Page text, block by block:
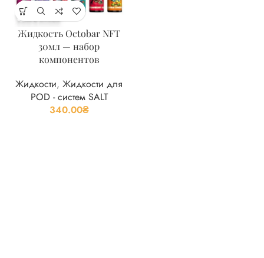
Жидкость Octobar NFT
30мл — набор
компонентов
Жидкости, Жидкости для
POD - систем SALT
340.00₴